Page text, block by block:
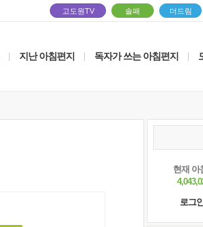
고도원TV 솔패 더드림
지난 아침편지 독자가 쓰는 아침편지
현재 아
로그